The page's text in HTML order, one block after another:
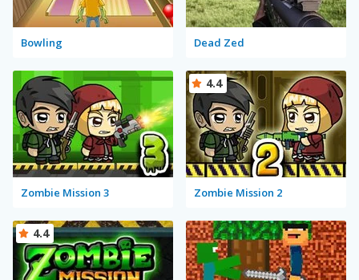
Bowling Dead Zed
Zombie Mission 3 Zombie Mission 2
4.4
4.4